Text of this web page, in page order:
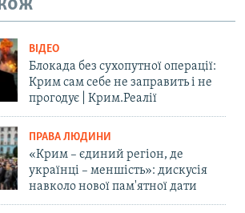
ВІДЕО
Блокада без сухопутної операції:
Крим сам себе не заправить і не
прогодує | Крим.Реалії
ПРАВА ЛЮДИНИ
«Крим – єдиний регіон, де
українці – меншість»: дискусія
навколо нової пам'ятної дати